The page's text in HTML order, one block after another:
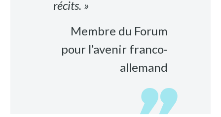
récits. »
Membre du Forum
pour l’avenir franco-
allemand